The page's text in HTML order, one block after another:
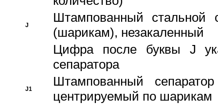
J
Штампованный стальной
(шарикам), незакаленный
Цифра после буквы J
сепаратора
J1
Штампованный
центрируемый по шарикам